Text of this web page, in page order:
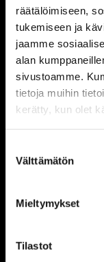
räätälöimiseen,
tukemiseen ja
jaamme
alan
sivustoamme.
tietoja muihin
kerätty, kun olet
valinta
Välttämätön
Mieltymykset
Tilastot